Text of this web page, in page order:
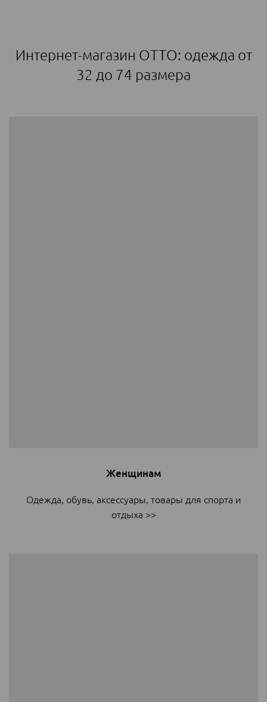
Интернет-магазин ОТТО: одежда от
32 до 74 размера
Женщинам
Одежда, обувь, аксессуары, товары для спорта и
отдыха >>